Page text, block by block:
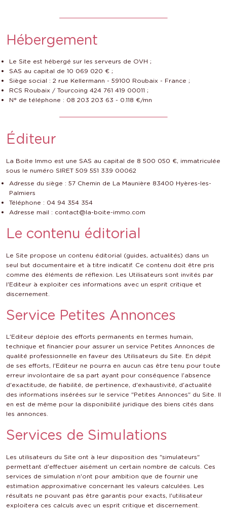
Hébergement
Le Site est hébergé sur les serveurs de OVH ;
SAS au capital de 10 069 020 € ;
Siège social : 2 rue Kellermann - 59100 Roubaix - France ;
RCS Roubaix / Tourcoing 424 761 419 00011 ;
N° de téléphone : 08 203 203 63 - 0.118 €/mn
Éditeur
La Boite Immo est une SAS au capital de 8 500 050 €, immatriculée
sous le numéro SIRET 509 551 339 00062
Adresse du siège : 57 Chemin de La Maunière 83400 Hyères-les-
Palmiers
Téléphone : 04 94 354 354
Adresse mail : contact@la-boite-immo.com
Le contenu éditorial
Le Site propose un contenu éditorial (guides, actualités) dans un
seul but documentaire et à titre indicatif. Ce contenu doit être pris
comme des éléments de réflexion. Les Utilisateurs sont invités par
l'Editeur à exploiter ces informations avec un esprit critique et
discernement.
Service Petites Annonces
L'Editeur déploie des efforts permanents en termes humain,
technique et financier pour assurer un service Petites Annonces de
qualité professionnelle en faveur des Utilisateurs du Site. En dépit
de ses efforts, l'Editeur ne pourra en aucun cas être tenu pour toute
erreur involontaire de sa part ayant pour conséquence l'absence
d'exactitude, de fiabilité, de pertinence, d'exhaustivité, d'actualité
des informations insérées sur le service "Petites Annonces" du Site. Il
en est de même pour la disponibilité juridique des biens cités dans
les annonces.
Services de Simulations
Les utilisateurs du Site ont à leur disposition des "simulateurs"
permettant d'effectuer aisément un certain nombre de calculs. Ces
services de simulation n'ont pour ambition que de fournir une
estimation approximative concernant les valeurs calculées. Les
résultats ne pouvant pas être garantis pour exacts, l'utilisateur
exploitera ces calculs avec un esprit critique et discernement.